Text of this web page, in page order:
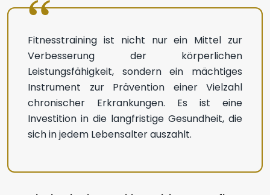
Fitnesstraining ist nicht nur ein Mittel zur
Verbesserung der körperlichen
Leistungsfähigkeit, sondern ein mächtiges
Instrument zur Prävention einer Vielzahl
chronischer Erkrankungen. Es ist eine
Investition in die langfristige Gesundheit, die
sich in jedem Lebensalter auszahlt.